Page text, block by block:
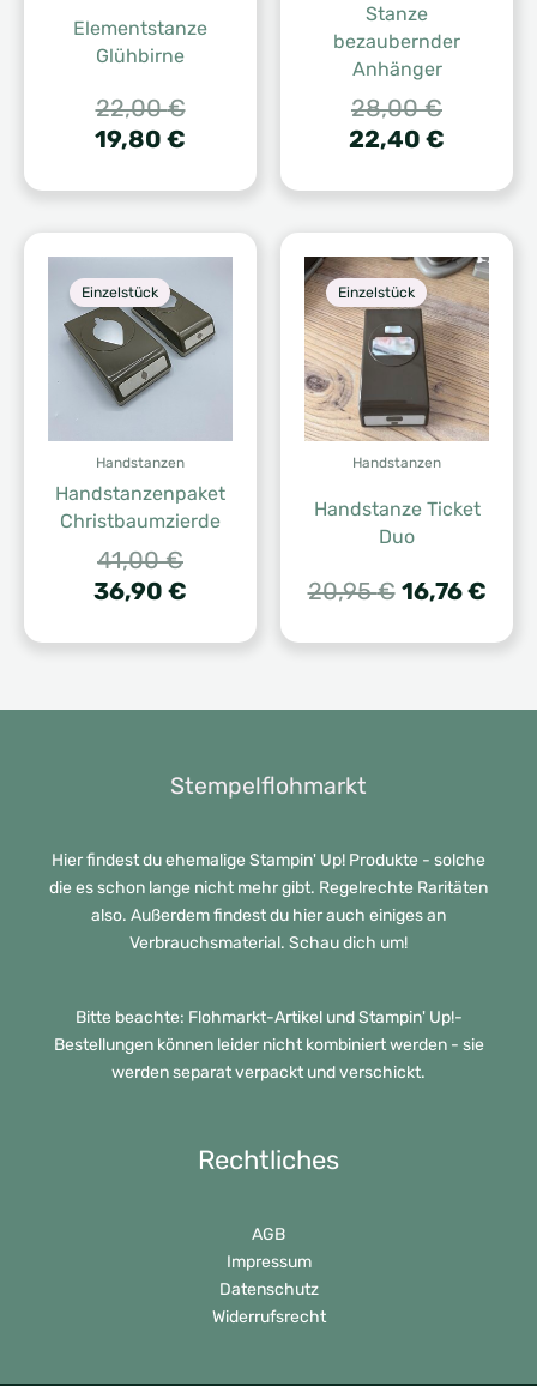
Elementstanze
Glühbirne
22,00€Ursprünglicher
Preis
22,00 €
19,80 €
ist:
19,80 €.
Stanze
bezaubernder
Anhänger
28,00€
Preis
28,00 €
22,40 €
ist:
22,40 €.
Einzelstück
Handstanzen
Handstanzenpaket
Christbaumzierde
41,00€Ursprünglicher
Preis
41,00 €
36,90 €
ist:
Einzelstück
Handstanzen
Handstanze Ticket
Duo
20,95€
war:
16,76€
ist:
Stempelflohmarkt
Hier findest du ehemalige Stampin' Up! Produkte - solche
die es schon lange nicht mehr gibt. Regelrechte Raritäten
also. Außerdem findest du hier auch einiges an
Verbrauchsmaterial. Schau dich um!
Bitte beachte: Flohmarkt-Artikel und Stampin' Up!-
Bestellungen können leider nicht kombiniert werden - sie
werden separat verpackt und verschickt.
Rechtliches
AGB
Impressum
Datenschutz
Widerrufsrecht